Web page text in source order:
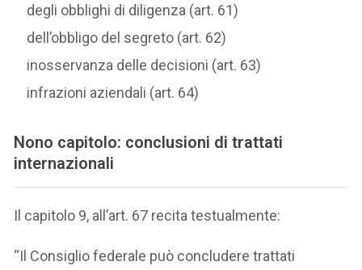
degli obblighi di diligenza (art. 61)
dell’obbligo del segreto (art. 62)
inosservanza delle decisioni (art. 63)
infrazioni aziendali (art. 64)
Nono capitolo: conclusioni di trattati
internazionali
Il capitolo 9, all’art. 67 recita testualmente:
“Il Consiglio federale può concludere trattati